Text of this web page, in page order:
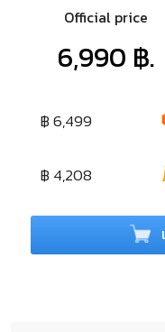
Official price
6,990 ฿.
฿ 6,499
฿ 4,208